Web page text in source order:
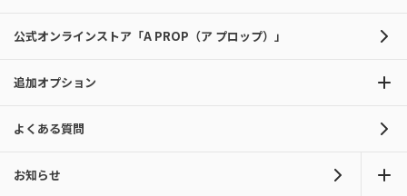
公式オンラインストア「A PROP（ア プロップ）」
追加オプション
よくある質問
お知らせ